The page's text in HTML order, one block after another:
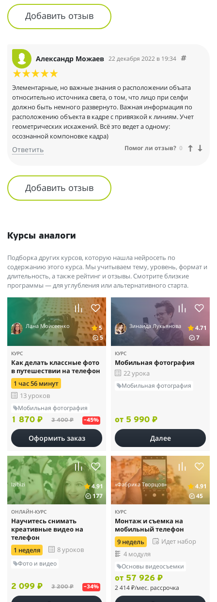
Добавить отзыв
Александр Можаев 22 декабря 2022 в 19:34
Элементарные, но важные знания о расположении объата
относительно источника света, о том, что лицо при селфи
должно быть немного развернуто. Важная информация по
расположению объекта в кадре с привязкой к линиям. Учет
геометрических искажений. Всё это ведет а одному:
осознанной компоновке кадра)
Ответить Помог ли отзыв? 0
Добавить отзыв
Курсы аналоги
Подборка других курсов, которую нашла нейросеть по
содержанию этого курса. Мы учитываем тему, уровень, формат и
длительность, а также рейтинг и отзывы. Смотрите близкие
программы — для углубления или альтернативного старта.
Лана Моисеенко
5
5
КУРС
Как делать классные фото
в путешествии на телефон
1 час 56 минут
13 уроков
Мобильная фотография
1 870 ₽ 3 400 ₽ –45%
Оформить заказ
Зинаида Лукьянова
4.71
7
КУРС
Мобильная фотография
22 урока
Мобильная фотография
от 5 990 ₽
Далее
Izibizi
4.91
177
ОНЛАЙН-КУРС
Научитесь снимать
креативные видео на
телефон
1 неделя
8 уроков
Фото и видео
2 099 ₽ 3 200 ₽ –34%
«Фабрика Творцов»
4.91
45
КУРС
Монтаж и съемка на
мобильный телефон
9 недель
Идет набор
4 модуля
Основы видеосъемки
от 57 926 ₽
2 414 ₽/мес. рассрочка